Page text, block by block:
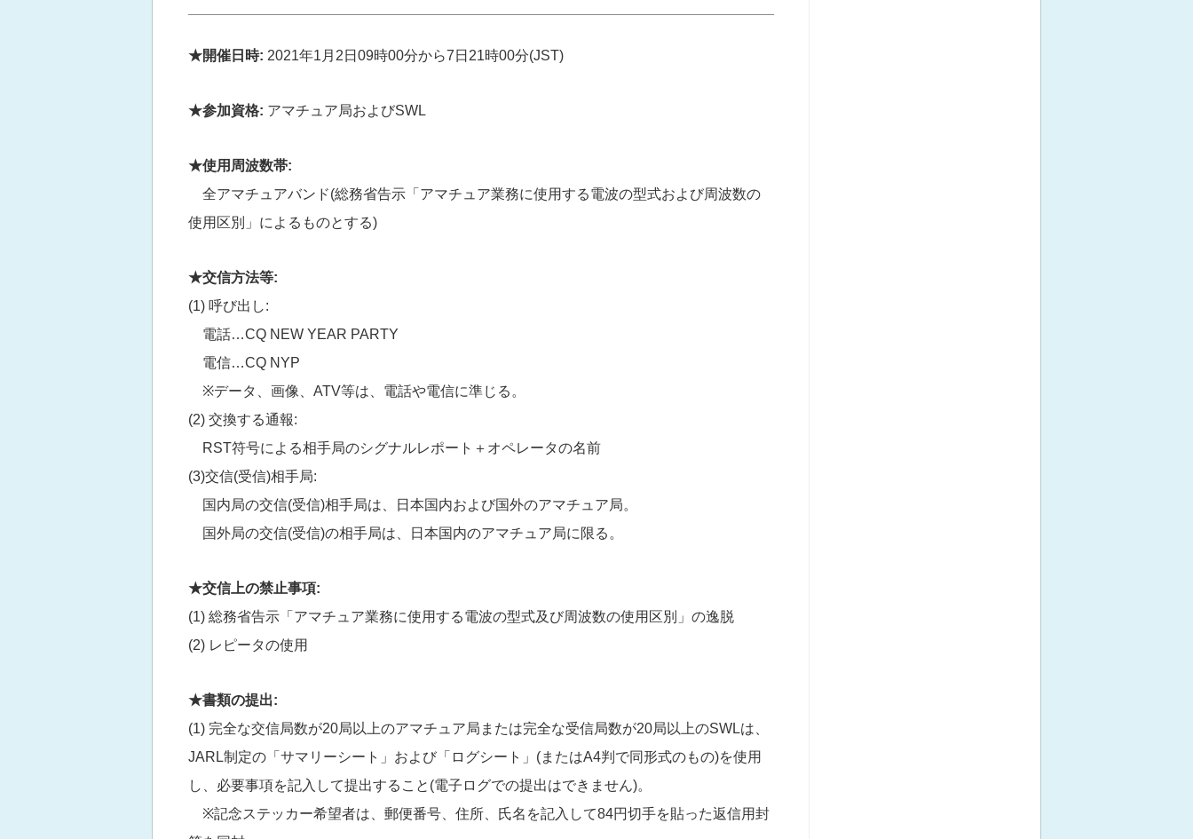
★開催日時: 2021年1月2日09時00分から7日21時00分(JST)
★参加資格: アマチュア局およびSWL
★使用周波数帯:
全アマチュアバンド(総務省告示「アマチュア業務に使用する電波の型式および周波数の
使用区別」によるものとする)
★交信方法等:
(1) 呼び出し:
電話…CQ NEW YEAR PARTY
電信…CQ NYP
※データ、画像、ATV等は、電話や電信に準じる。
(2) 交換する通報:
RST符号による相手局のシグナルレポート＋オペレータの名前
(3)交信(受信)相手局:
国内局の交信(受信)相手局は、日本国内および国外のアマチュア局。
国外局の交信(受信)の相手局は、日本国内のアマチュア局に限る。
★交信上の禁止事項:
(1) 総務省告示「アマチュア業務に使用する電波の型式及び周波数の使用区別」の逸脱
(2) レピータの使用
★書類の提出:
(1) 完全な交信局数が20局以上のアマチュア局または完全な受信局数が20局以上のSWLは、
JARL制定の「サマリーシート」および「ログシート」(またはA4判で同形式のもの)を使用
し、必要事項を記入して提出すること(電子ログでの提出はできません)。
※記念ステッカー希望者は、郵便番号、住所、氏名を記入して84円切手を貼った返信用封